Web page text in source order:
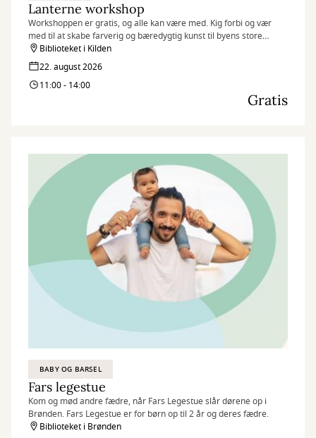
Lanterne workshop
Workshoppen er gratis, og alle kan være med. Kig forbi og vær
med til at skabe farverig og bæredygtig kunst til byens store
fællesspisning.
Børn og familie og som et opløb til DLB (Det længste bord) d. 5.
september i Kilden
Biblioteket i Kilden
22. august 2026
11:00 - 14:00
Gratis
BABY OG BARSEL
Fars legestue
Kom og mød andre fædre, når Fars Legestue slår dørene op i
Brønden. Fars Legestue er for børn op til 2 år og deres fædre.
Biblioteket i Brønden